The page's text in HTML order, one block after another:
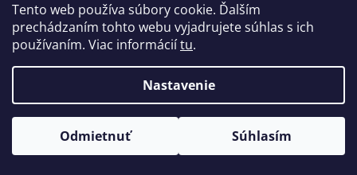
Tento web používa súbory cookie. Ďalším
prechádzaním tohto webu vyjadrujete súhlas s ich
používaním. Viac informáciítu.
Nastavenie
Odmietnuť Súhlasím
Lesklá lambáda s čipkou Love and Bra
Skladom(3 ks)
€12,72 bez DPH
€15,65